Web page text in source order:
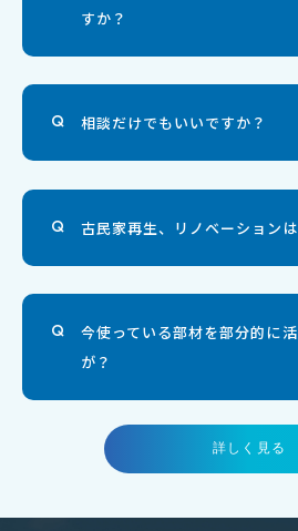
すか？
相談だけでもいいですか？
古民家再生、リノベーション
今使っている部材を部分的に
が？
詳しく見る